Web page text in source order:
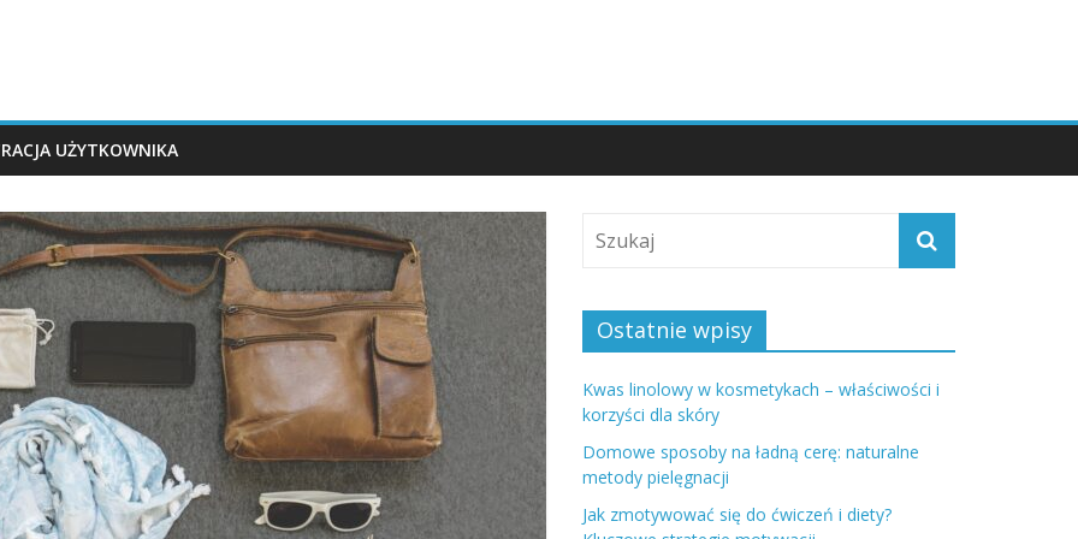
UŻYTKOWNIKA
Ostatnie wpisy
Kwas linolowy w kosmetykach – właściwości i
korzyści dla skóry
Domowe sposoby na ładną cerę: naturalne
metody pielęgnacji
Jak zmotywować się do ćwiczeń i diety?